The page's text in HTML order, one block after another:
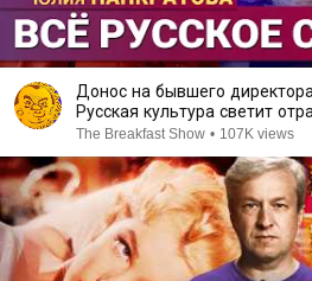
Донос на бывшего
Русская культура светит
The Breakfast Show • 107K views